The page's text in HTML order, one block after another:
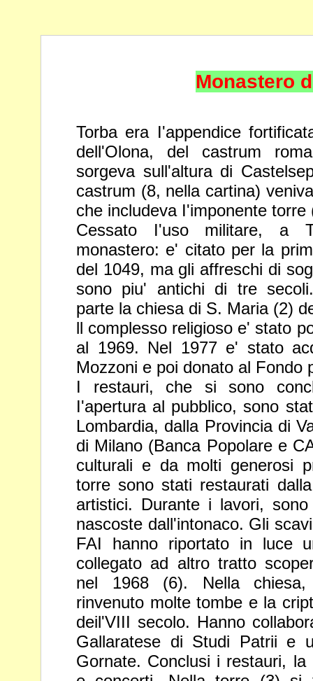
Monastero
Torba era I'appendice
dell'Olona, del castrum
sorgeva sull'altura di
castrum (8, nella cartina)
che includeva I'imponente
Cessato I'uso militare, a
monastero: e' citato per la
del 1049, ma gli affreschi di
sono piu' antichi di tre
parte la chiesa di S. Maria (2)
ll complesso religioso e' stato
al 1969. Nel 1977 e' stato
Mozzoni e poi donato al Fondo
I restauri, che si sono
I'apertura al pubblico, sono
Lombardia, dalla Provincia di
di Milano (Banca Popolare e
culturali e da molti generosi
torre sono stati restaurati
artistici. Durante i lavori,
nascoste dall'intonaco. Gli
FAI hanno riportato in luce
collegato ad altro tratto
nel 1968 (6). Nella
rinvenuto molte tombe e la
deil'VIII secolo. Hanno
Gallaratese di Studi Patrii e
Gornate. Conclusi i restauri,